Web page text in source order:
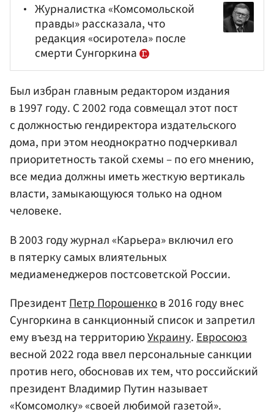
Журналистка «Комсомольской
правды» рассказала, что
редакция «осиротела» после
смерти Сунгоркина
Был избран главным редактором издания
в 1997 году. С 2002 года совмещал этот пост
с должностью гендиректора издательского
дома, при этом неоднократно подчеркивал
приоритетность такой схемы – по его мнению,
все медиа должны иметь жесткую вертикаль
власти, замыкающуюся только на одном
человеке.
В 2003 году журнал «Карьера» включил его
в пятерку самых влиятельных
медиаменеджеров постсоветской России.
ПрезидентПетр Порошенков 2016 году внес
Сунгоркина в санкционный список и запретил
ему въезд на территориюУкраину.Евросоюз
весной 2022 года ввел персональные санкции
против него, обосновав их тем, что российский
президент Владимир Путин называет
«Комсомолку» «своей любимой газетой».